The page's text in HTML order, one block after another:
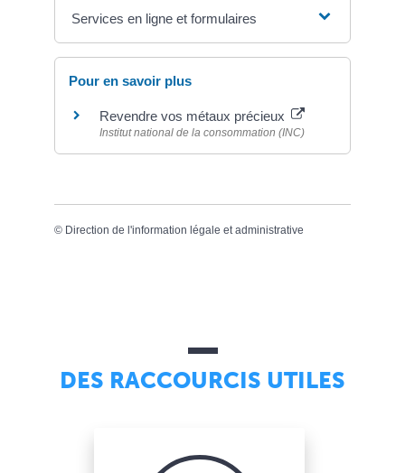
Services en ligne et formulaires
Pour en savoir plus
Revendre vos métaux précieux
Institut national de la consommation (INC)
© Direction de l'information légale et administrative
DES RACCOURCIS UTILES